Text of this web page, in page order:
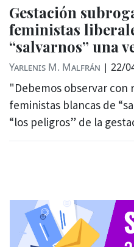
Gestación
feministas
“salvarnos” una
Yarlenis M. Malfrán | 22/
"Debemos observar con
feministas blancas de
“los peligros” de la